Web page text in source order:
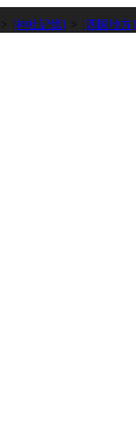
[神社記憶] [四国地方]